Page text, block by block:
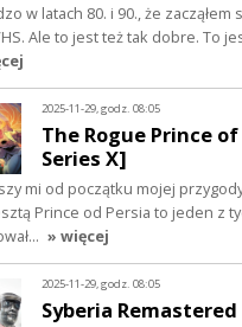
w latach 80. i 90., że
Ale to jest też tak dobre. To
2025-11-29, godz. 08:05
The Rogue Prince
Series X]
mi od początku mojej
Prince od Persia to jeden z
» więcej
2025-11-29, godz. 08:05
Syberia